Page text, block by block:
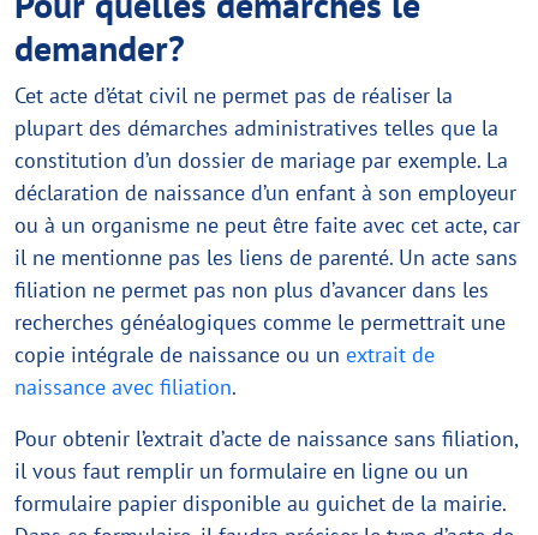
demander?
Cet acte d’état civil ne permet pas de réaliser la
plupart des démarches administratives telles que la
constitution d’un dossier de mariage par exemple. La
déclaration de naissance d’un enfant à son employeur
ou à un organisme ne peut être faite avec cet acte, car
il ne mentionne pas les liens de parenté. Un acte sans
filiation ne permet pas non plus d’avancer dans les
recherches généalogiques comme le permettrait une
copie intégrale de naissance ou un extrait de
naissance avec filiation.
Pour obtenir l’extrait d’acte de naissance sans filiation,
il vous faut remplir un formulaire en ligne ou un
formulaire papier disponible au guichet de la mairie.